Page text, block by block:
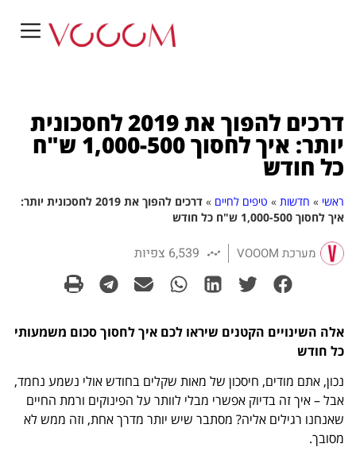
דרכים להפוך את 2019 לחסכונית
יותר: איך לחסוך 1,000-500 ש"ח
כל חודש
ראשי » חדשות » טיפים לחיים »
דרכים להפוך את 2019 לחסכונית יותר:
איך לחסוך 1,000-500 ש"ח כל חודש
מערכת VOOOM 6,539 צפיות
אלה השינויים הקטנים שיראו לכם איך לחסוך סכום משמעותי
כל חודש
נכון, אתם מודים, חיסכון של מאות שקלים בחודש אולי נשמע נחמד,
אבל – איך זה בדיוק אפשרי מבלי לוותר על הפינוקים ורמת החיים
שאנחנו רגילים אליה? מסתבר שיש יותר מדרך אחת, וזה ממש לא
מסובך.